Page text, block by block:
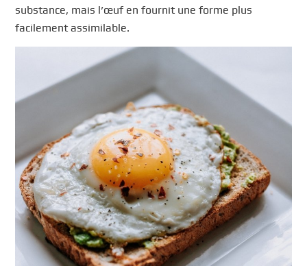
substance, mais l’œuf en fournit une forme plus
facilement assimilable.